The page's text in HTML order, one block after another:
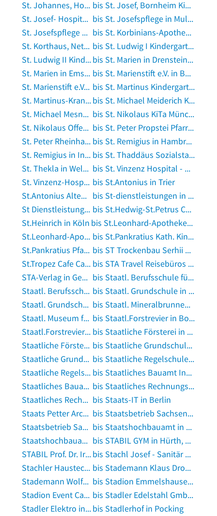
St. Johannes, Hollasch in Senden, Westfalen
bis St. Josef, Bornheim Kindertagesstätte in Frankfurt am Main
St. Josef- Hospital Troisdorf Zentralsterilisation der GFO in Troisdorf
bis St. Josefspflege in Mulfingen an der Jagst
St. Josefspflege Kinderheim in Ludwigshafen am Rhein
bis St. Korbinians-Apotheke Dr. Martina Haasemann e.K. in Unterschleißheim
St. Korthaus, Net-Records Musikhandel in Wuppertal
bis St. Ludwig I Kindergarten in München
St. Ludwig II Kindergarten in München
bis St. Marien in Drensteinfurt
St. Marien in Emskirchen
bis St. Marienstift e.V. in Bochum
St. Marienstift e.V. in Bochum
bis St. Martinus Kindergarten in Hildesheim
St. Martinus-Krankenhaus in Düsseldorf
bis St. Michael Meiderich Kindergarten in Duisburg
St. Michael Mesnerei Herr Schmidt in Schwäbisch Hall
bis St. Nikolaus KiTa Münchsteinach in Münchsteinach
St. Nikolaus Offener Jugendtreff St. Nikolaus/Christkönig in Rosenheim, Oberbayern
bis St. Peter Propstei Pfarrbüro in Recklinghausen, Westfalen
St. Peter Rheinhausen Gemeindebüro in Duisburg
bis St. Remigius in Hambrücken
St. Remigius in Ingelheim am Rhein
bis St. Thaddäus Sozialstation Tagespflege in Augsburg, Bayern
St. Thekla in Welden bei Augsburg
bis St. Vinzenz Hospital - Klinik für Diagnostische und Interventionelle Radiologie in Köln
St. Vinzenz-Hospital Allgemein- u. Visceralchirurgie in Dinslaken bis St.Antonius in Trier
St.Antonius Alten- und Pflegeheim in Mengkofen
bis St-dienstleistungen in Kollweiler
St Dienstleistungen in Troisdorf
bis St.Hedwig-St.Petrus Canisius in Oberursel, Taunus
St.Heinrich in Köln
bis St.Leonhard-Apotheke Florian Wild in Vilseck, Oberpfalz
St.Leonhard-Apotheke Jarkko Seidel in Kirchheim in Schwaben
bis St.Pankratius Kath. Kindergarten in Ostrach
St.Pankratius Pfarramt in Singen, Hohentwiel
bis ST Trockenbau Serhii Tytarenko in Bruchmühlbach-Miesau
St.Tropez Cafe Cafeteria in Köln
bis STA Travel Reisebüros in Frankfurt am Main
STA-Verlag in Gessertshausen
bis Staatl. Berufsschule für das Gastgewerbe in Bad Wörishofen
Staatl. Berufsschule Hauswirtschaft und Kinderpflege in Kaufbeuren
bis Staatl. Grundschule in München
Staatl. Grundschule in München
bis Staatl. Mineralbrunnen AG Bad Brückenau in Bad Brückenau
Staatl. Museum für Naturkunde in Karlsruhe, Baden
bis Staatl.Forstrevier in Bonndorf im Schwarzwald
Staatl.Forstrevier Fischbach Stocker in Ummendorf, Kreis Biberach an der Riß
bis Staatliche Försterei in Lohe-Föhrden
Staatliche Försterei in Tangstedt, Kreis Stormarn
bis Staatliche Grundschule Peter Andreas Hansen in Gotha, Thüringen
Staatliche Grundschule Plaue in Plaue, Thüringen
bis Staatliche Regelschule 25 in Erfurt
Staatliche Regelschule 27 Willy-Brandt-Schule in Erfurt
bis Staatliches Bauamt Ingolstadt Straßenmeisterei in Eichstätt, Bayern
Staatliches Bauamt Ingolstadt Straßenmeisterei Neuburg in Neuburg an der Donau
bis Staatliches Rechnungsprüfungsamt in Ansbach, Mittelfranken
Staatliches Rechnungsprüfungsamt in Arnsberg, Westfalen bis Staats-IT in Berlin
Staats Petter Architekturbüro in Lohne, Oldenburg
bis Staatsbetrieb Sachsenforst in Lauter-Bernsbach
Staatsbetrieb Sachsenforst - Revier Niesky Forstverwaltung in Niesky
bis Staatshochbauamt in Weißenfels, Saale
Staatshochbauamt Lüneburg Bauleitung Uelzen in Uelzen, Lüneburger Heide
bis STABIL GYM in Hürth, Rheinland
STABIL Prof. Dr. Iris Burkholder in Zweibrücken, Pfalz
bis Stachl Josef - Sanitär & Heizungsbau in Hohenpolding
Stachler Haustechnik GmbH & Co. KG in Liebenburg
bis Stademann Klaus Drogerie in Lübeck
Stademann Wolfgang Heizung-Sanitär in Murnau am Staffelsee
bis Stadion Emmelshausen in Emmelshausen
Stadion Event Catering GmbH in Dresden
bis Stadler Edelstahl GmbH & Co. KG in Herford
Stadler Elektro in Schwörstadtbis Stadlerhof in Pocking